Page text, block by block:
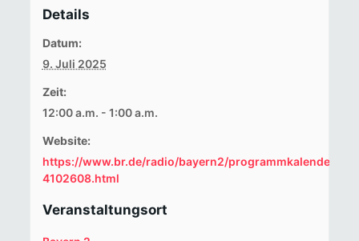
Details
Datum:
9. Juli 2025
Zeit:
12:00 a.m. - 1:00 a.m.
Website:
https://www.br.de/radio/bayern2/programmkalender/
4102608.html
Veranstaltungsort